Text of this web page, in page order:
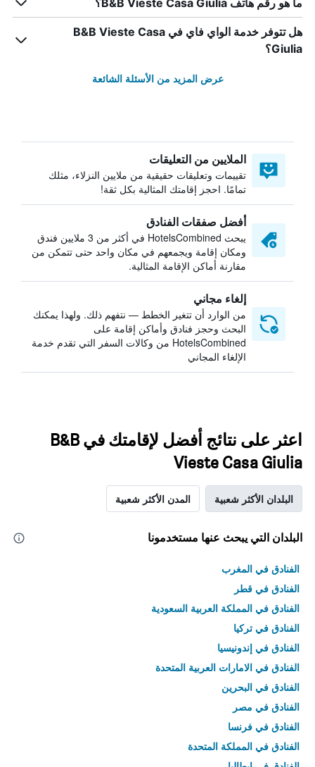
ما هو رقم هاتف B&B Vieste Casa Giulia؟
هل تتوفر خدمة الواي فاي في B&B Vieste Casa
Giulia؟
عرض المزيد من الأسئلة الشائعة
الملايين من التعليقات
تقييمات وتعليقات حقيقية من ملايين النزلاء، مثلك
تمامًا. احجز إقامتك المثالية بكل ثقة!
أفضل صفقات الفنادق
يبحث HotelsCombined في أكثر من 3 ملايين فندق
ومكان إقامة ويجمعهم في مكان واحد حتى تتمكن من
مقارنة أماكن الإقامة المثالية.
إلغاء مجاني
من الوارد أن تتغير الخطط — نتفهم ذلك. ولهذا يمكنك
البحث وحجز فنادق وأماكن إقامة على
HotelsCombined من وكالات السفر التي تقدم خدمة
الإلغاء المجاني
اعثر على نتائج أفضل لإقامتك في B&B
Vieste Casa Giulia
البلدان الأكثر شعبية المدن الأكثر شعبية
البلدان التي يبحث عنها مستخدمونا
الفنادق في المغرب
الفنادق في قطر
الفنادق في المملكة العربية السعودية
الفنادق في تركيا
الفنادق في إندونيسيا
الفنادق في الامارات العربية المتحدة
الفنادق في البحرين
الفنادق في مصر
الفنادق في فرنسا
الفنادق في المملكة المتحدة